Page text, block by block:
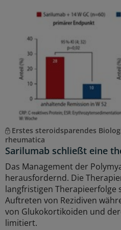
Erstes steroidsparendes
rheumatica
Sarilumab schließt eine
Das Management der
herausfordernd. Die
langfristigen Therapieerfolge
Auftreten von Rezidiven
von Glukokortikoiden und
limitiert.